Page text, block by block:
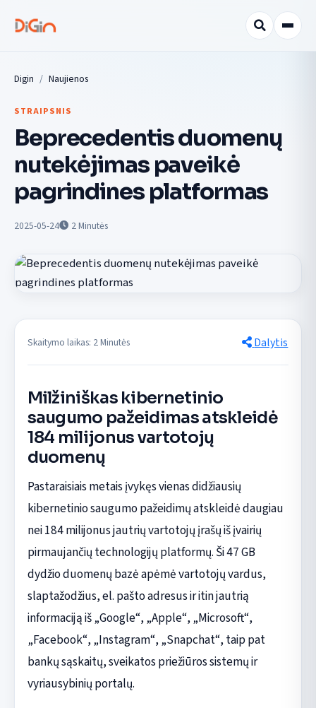
Digin Naujienos
STRAIPSNIS
Beprecedentis duomenų
nutekėjimas paveikė
pagrindines platformas
2025-05-24 2Minutės
Skaitymo laikas: 2 Minutės Dalytis
Milžiniškas kibernetinio
saugumo pažeidimas atskleidė
184 milijonus vartotojų
duomenų
Pastaraisiais metais įvykęs vienas didžiausių
kibernetinio saugumo pažeidimų atskleidė daugiau
nei 184 milijonus jautrių vartotojų įrašų iš įvairių
pirmaujančių technologijų platformų. Ši 47 GB
dydžio duomenų bazė apėmė vartotojų vardus,
slaptažodžius, el. pašto adresus ir itin jautrią
informaciją iš „Google“, „Apple“, „Microsoft“,
„Facebook“, „Instagram“, „Snapchat“, taip pat
bankų sąskaitų, sveikatos priežiūros sistemų ir
vyriausybinių portalų.